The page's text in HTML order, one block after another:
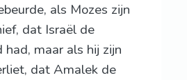
als Mozes zijn
dat Israël de
had, maar als hij zijn
dat Amalek de